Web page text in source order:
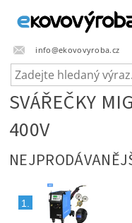
info@ekovovyroba.cz
SVÁŘEČKY
400V
1.